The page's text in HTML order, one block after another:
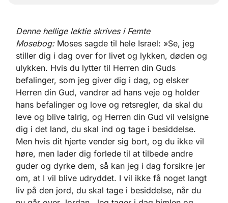
Denne hellige lektie skrives i Femte
Mosebog:Moses sagde til hele Israel: »Se, jeg
stiller dig i dag over for livet og lykken, døden og
ulykken. Hvis du lytter til Herren din Guds
befalinger, som jeg giver dig i dag, og elsker
Herren din Gud, vandrer ad hans veje og holder
hans befalinger og love og retsregler, da skal du
leve og blive talrig, og Herren din Gud vil velsigne
dig i det land, du skal ind og tage i besiddelse.
Men hvis dit hjerte vender sig bort, og du ikke vil
høre, men lader dig forlede til at tilbede andre
guder og dyrke dem, så kan jeg i dag forsikre jer
om, at I vil blive udryddet. I vil ikke få noget langt
liv på den jord, du skal tage i besiddelse, når du